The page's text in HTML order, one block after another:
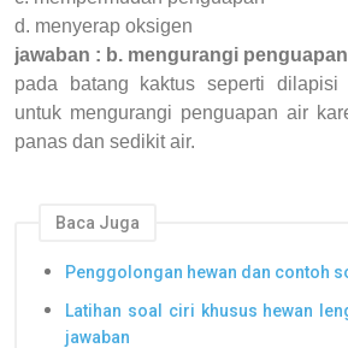
d. menyerap oksigen
jawaban : b. mengurangi penguapan
pada batang kaktus seperti
untuk mengurangi penguapan air
panas dan sedikit air.
Baca Juga
Penggolongan hewan dan contoh
Latihan soal ciri khusus hewan
jawaban